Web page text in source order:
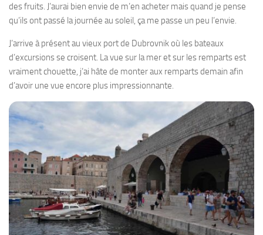
des fruits. J’aurai bien envie de m’en acheter mais quand je pense
qu’ils ont passé la journée au soleil, ça me passe un peu l’envie.
J’arrive à présent au vieux port de Dubrovnik où les bateaux
d’excursions se croisent. La vue sur la mer et sur les remparts est
vraiment chouette, j’ai hâte de monter aux remparts demain afin
d’avoir une vue encore plus impressionnante.